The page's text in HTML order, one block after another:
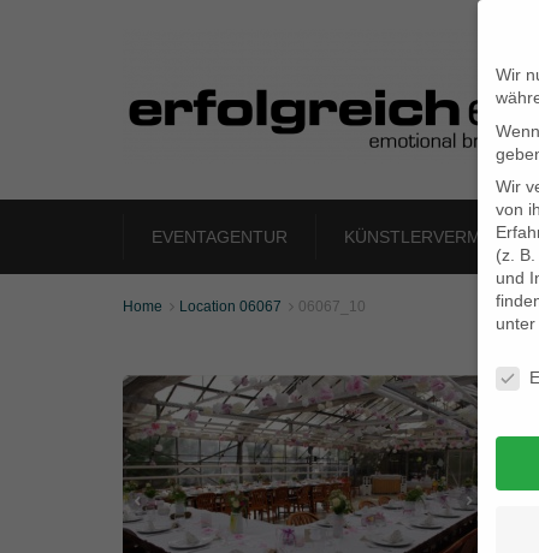
EVENTAGENTUR
Home  Location 06067  06067_10
Wir
Wir
von
(z.
und
unter